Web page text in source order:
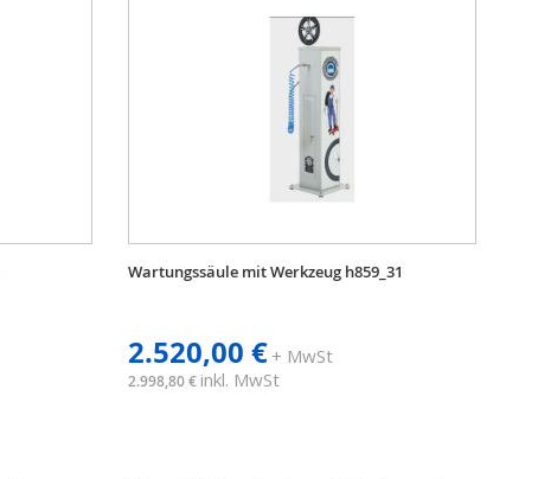
Wartungssäule mit Werkzeug h859_31
2.520,00 €+ MwSt
2.998,80 € inkl. MwSt